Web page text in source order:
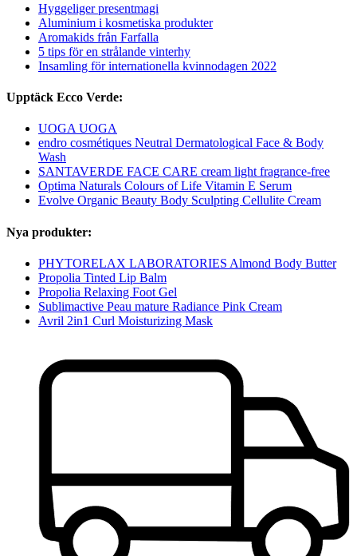
Hyggeliger presentmagi
Aluminium i kosmetiska produkter
Aromakids från Farfalla
5 tips för en strålande vinterhy
Insamling för internationella kvinnodagen 2022
Upptäck Ecco Verde:
UOGA UOGA
endro cosmétiques Neutral Dermatological Face & Body
Wash
SANTAVERDE FACE CARE cream light fragrance-free
Optima Naturals Colours of Life Vitamin E Serum
Evolve Organic Beauty Body Sculpting Cellulite Cream
Nya produkter:
PHYTORELAX LABORATORIES Almond Body Butter
Propolia Tinted Lip Balm
Propolia Relaxing Foot Gel
Sublimactive Peau mature Radiance Pink Cream
Avril 2in1 Curl Moisturizing Mask